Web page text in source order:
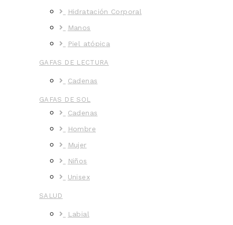
Hidratación Corporal
Manos
Piel atópica
GAFAS DE LECTURA
Cadenas
GAFAS DE SOL
Cadenas
Hombre
Mujer
Niños
Unisex
SALUD
Labial